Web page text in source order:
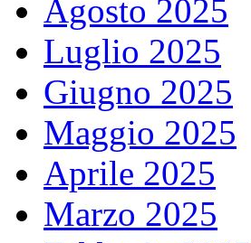
Agosto 2025
Luglio 2025
Giugno 2025
Maggio 2025
Aprile 2025
Marzo 2025